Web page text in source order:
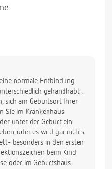
normale Entbindung
gehandhabt ,
sich am Geburtsort Ihrer
Sie im Krankenhaus
unter der Geburt ein
oder es wird gar nichts
besonders in den ersten
beim Kind
oder im Geburtshaus